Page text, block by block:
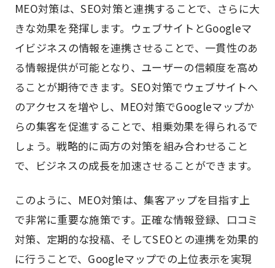
MEO対策は、SEO対策と連携することで、さらに大
きな効果を発揮します。ウェブサイトとGoogleマ
イビジネスの情報を連携させることで、一貫性のあ
る情報提供が可能となり、ユーザーの信頼度を高め
ることが期待できます。SEO対策でウェブサイトへ
のアクセスを増やし、MEO対策でGoogleマップか
らの集客を促進することで、相乗効果を得られるで
しょう。戦略的に両方の対策を組み合わせること
で、ビジネスの成長を加速させることができます。
このように、MEO対策は、集客アップを目指す上
で非常に重要な施策です。正確な情報登録、口コミ
対策、定期的な投稿、そしてSEOとの連携を効果的
に行うことで、Googleマップでの上位表示を実現